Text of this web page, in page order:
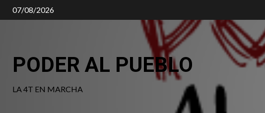
Saltar
al
07/08/2026
PODER AL PUEBLO
LA 4T EN MARCHA